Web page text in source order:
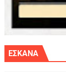
ΕΣΚΑΝΑ